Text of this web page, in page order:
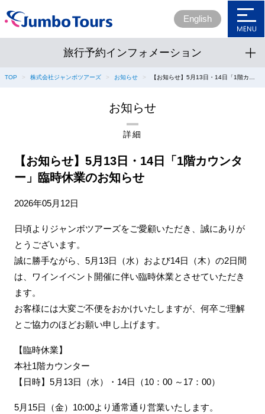
旅行予約インフォメーション
English
ホーム
会社概要
企業理念
組織案内
SDGs宣言書
TOP 株式会社ジャンボツアーズ お知らせ 【お知らせ】5月13日・14日「1階カウンター」臨時休業のお知らせ
お知らせ
詳細
【お知らせ】5月13日・14日「1階カウンタ
ー」臨時休業のお知らせ
2026年05月12日
日頃よりジャンボツアーズをご愛顧いただき、誠にありが
とうございます。
誠に勝手ながら、5月13日（水）および14日（木）の2日間
は、ワインイベント開催に伴い臨時休業とさせていただき
ます。
お客様には大変ご不便をおかけいたしますが、何卒ご理解
とご協力のほどお願い申し上げます。
【臨時休業】
本社1階カウンター
【日時】5月13日（水）・14日（10：00 ～17：00）
5月15日（金）10:00より通常通り営業いたします。